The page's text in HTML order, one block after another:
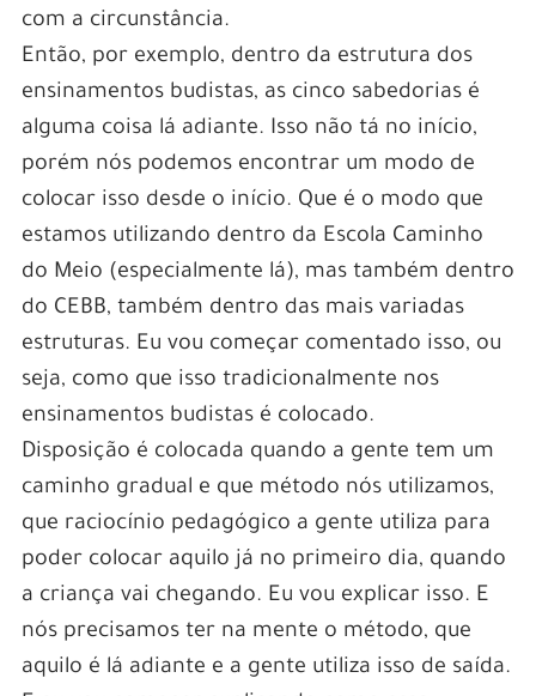
com a circunstância.
Então, por exemplo, dentro da estrutura dos
ensinamentos budistas, as cinco sabedorias é
alguma coisa lá adiante. Isso não tá no início,
porém nós podemos encontrar um modo de
colocar isso desde o início. Que é o modo que
estamos utilizando dentro da Escola Caminho
do Meio (especialmente lá), mas também dentro
do CEBB, também dentro das mais variadas
estruturas. Eu vou começar comentado isso, ou
seja, como que isso tradicionalmente nos
ensinamentos budistas é colocado.
Disposição é colocada quando a gente tem um
caminho gradual e que método nós utilizamos,
que raciocínio pedagógico a gente utiliza para
poder colocar aquilo já no primeiro dia, quando
a criança vai chegando. Eu vou explicar isso. E
nós precisamos ter na mente o método, que
aquilo é lá adiante e a gente utiliza isso de saída.